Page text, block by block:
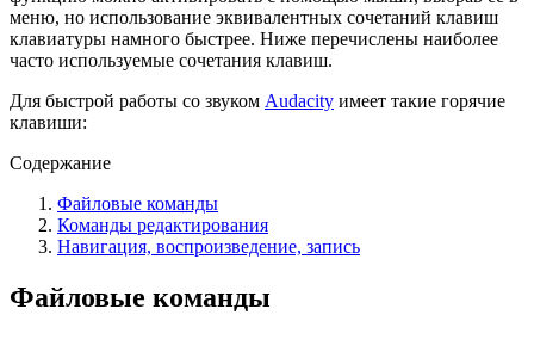
меню, но использование эквивалентных сочетаний клавиш
клавиатуры намного быстрее. Ниже перечислены наиболее
часто используемые сочетания клавиш.
Для быстрой работы со звуком Audacity имеет такие горячие
клавиши:
Содержание
Файловые команды
Команды редактирования
Навигация, воспроизведение, запись
Файловые команды